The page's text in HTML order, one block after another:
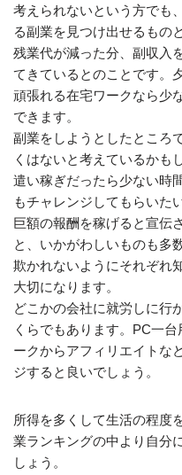
考えられないという方でも
る副業を見つけ出せるもの
残業代が減った分、副収入
てきているとのことです。
頑張れる在宅ワークなら少
できます。
副業をしようとしたところ
くはないと考えているかも
遣い稼ぎだったら少ない時
もチャレンジしてもらいた
巨額の報酬を稼げると宣伝
と、いかがわしいものも多
欺かれないようにそれぞれ
大切になります。
どこかの会社に就労しに行
くらでもあります。PC一
ークからアフィリエイトな
ジすると良いでしょう。
所得を多くして生活の程度
業ランキングの中より自分
しょう。